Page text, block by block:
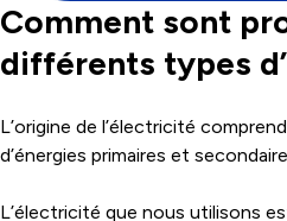
Comment sont
différents types
L’origine de l’électricité
d’énergies primaires et
L’électricité que nous utilisons